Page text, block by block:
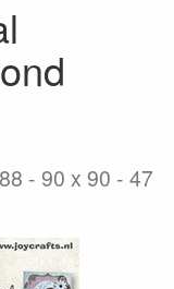
- 90 x 90 - 47